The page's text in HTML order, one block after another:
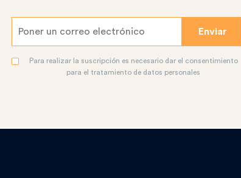
Para realizar la suscripción es necesario dar el consentimiento
para el tratamiento de datos personales